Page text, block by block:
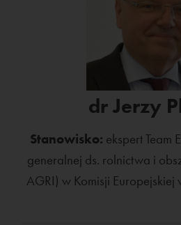
dr Jerzy
Stanowisko: ekspert Team
generalnej ds. rolnictwa i
AGRI) w Komisji